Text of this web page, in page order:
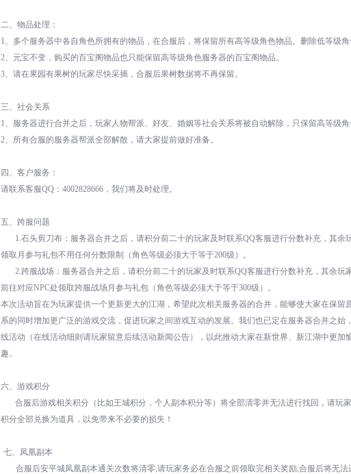
二、物品处理：
1、多个服务器中各自角色所拥有的物品，在合服后，将保留所有高等级角色物品。删除低等级角
2、元宝不变，购买的百宝阁物品也只能保留高等级角色服务器的百宝阁物品。
3、请在果园有果树的玩家尽快采摘，合服后果树数据将不再保留。
三、社会关系
1、服务器进行合并之后，玩家人物帮派、好友、婚姻等社会关系将被自动解除，只保留高等级角
2、所有合服的服务器帮派全部解散，请大家提前做好准备。
四、客户服务：
请联系客服QQ ： 4002828666 ，我们将及时处理。
五、跨服问题
1.石头剪刀布：服务器合并之后，请积分前二十的玩家及时联系QQ客服进行分数补充，其余
领取月参与礼包不用任何分数限制（角色等级必须大于等于200级）。
2.跨服战场：服务器合并之后，请积分前二十的玩家及时联系QQ客服进行分数补充，其余玩
前往对应NPC处领取跨服战场月参与礼包（角色等级必须大于等于300级）。
本次活动旨在为玩家提供一个更新更大的江湖，希望此次相关服务器的合并，能够使大家在保留
系的同时增加更广泛的游戏交流，促进玩家之间游戏互动的发展。我们也已定在服务器合并之始
线活动（在线活动细则请玩家留意后续活动新闻公告），以此推动大家在新世界、新江湖中更加
趣。
六、游戏积分
合服后游戏相关积分（比如王城积分，个人副本积分等）将全部清零并无法进行找回，请玩
积分全部兑换为道具，以免带来不必要的损失！
七、
凤凰副本
合服后安平城凤凰副本通关次数将清零,请玩家务必在合服之前领取完相关奖励,合服后将无法